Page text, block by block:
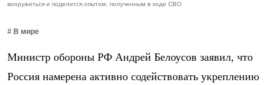
вооружиться и поделится опытом, полученным в ходе СВО
# В мире
Министр обороны РФ Андрей Белоусов заявил, что
Россия намерена активно содействовать укреплению